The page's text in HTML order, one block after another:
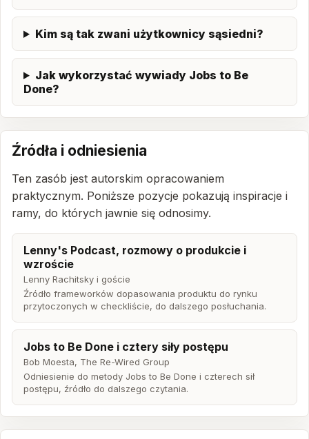
Kim są tak zwani użytkownicy sąsiedni?
Jak wykorzystać wywiady Jobs to Be
Done?
Źródła i odniesienia
Ten zasób jest autorskim opracowaniem
praktycznym. Poniższe pozycje pokazują inspiracje i
ramy, do których jawnie się odnosimy.
Lenny's Podcast, rozmowy o produkcie i
wzroście
Lenny Rachitsky i goście
Źródło frameworków dopasowania produktu do rynku
przytoczonych w checkliście, do dalszego posłuchania.
Jobs to Be Done i cztery siły postępu
Bob Moesta, The Re-Wired Group
Odniesienie do metody Jobs to Be Done i czterech sił
postępu, źródło do dalszego czytania.